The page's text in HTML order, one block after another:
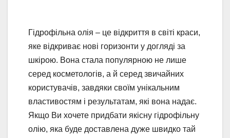
Гідрофільна олія – це відкриття в світі краси,
яке відкриває нові горизонти у догляді за
шкірою. Вона стала популярною не лише
серед косметологів, а й серед звичайних
користувачів, завдяки своїм унікальним
властивостям і результатам, які вона надає.
Якщо Ви хочете придбати якісну гідрофільну
олію, яка буде доставлена дуже швидко тай